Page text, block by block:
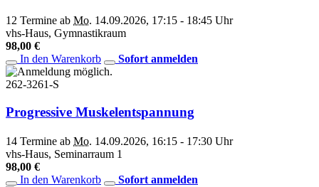
12 Termine ab Mo. 14.09.2026, 17:15 - 18:45 Uhr
vhs-Haus, Gymnastikraum
98,00 €
In den Warenkorb
Sofort anmelden
262-3261-S
Progressive Muskelentspannung
14 Termine ab Mo. 14.09.2026, 16:15 - 17:30 Uhr
vhs-Haus, Seminarraum 1
98,00 €
In den Warenkorb
Sofort anmelden